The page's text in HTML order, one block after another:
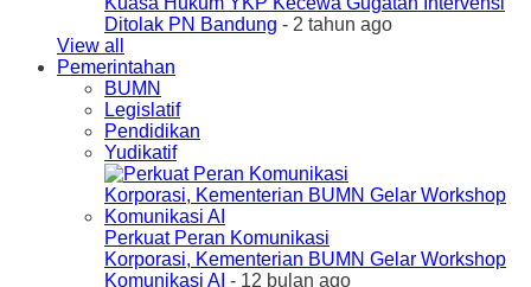
Ditolak PN Bandung - 2 tahun ago
View all
Pemerintahan
BUMN
Legislatif
Pendidikan
Yudikatif
Perkuat Peran Komunikasi
Korporasi, Kementerian BUMN Gelar Workshop
Komunikasi AI - 12 bulan ago